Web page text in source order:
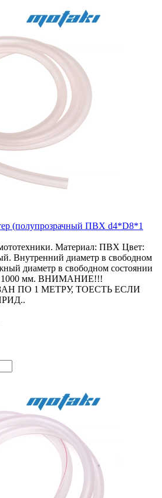
(полупрозрачный ПВХ d4*D8*1
Материал: ПВХ Цвет:
Внутренний диаметр в свободном
диаметр в свободном состоянии
1000 мм. ВНИМАНИЕ!!!
ПО 1 МЕТРУ, ТОЕСТЬ ЕСЛИ